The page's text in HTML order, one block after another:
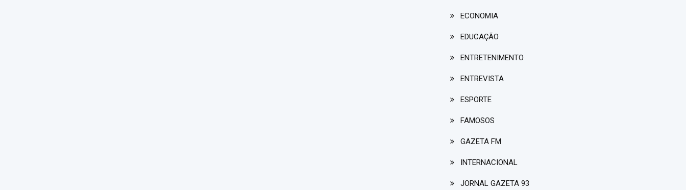
ECONOMIA
EDUCAÇÃO
ENTRETENIMENTO
ENTREVISTA
ESPORTE
FAMOSOS
GAZETA FM
INTERNACIONAL
JORNAL GAZETA 93